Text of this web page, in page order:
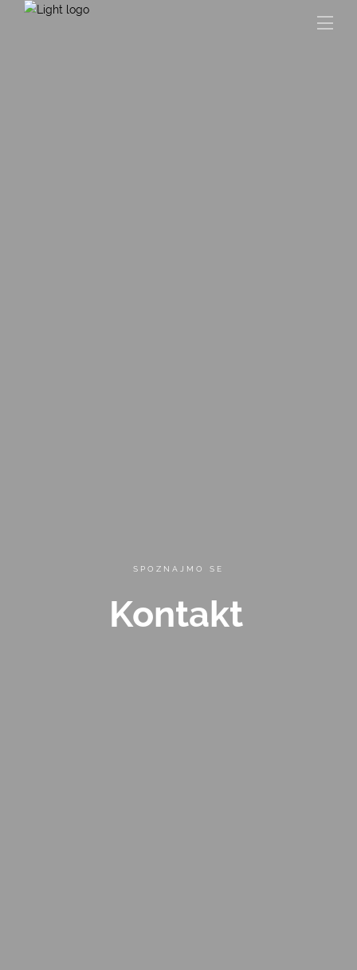
SPOZNAJMO SE
Kontakt